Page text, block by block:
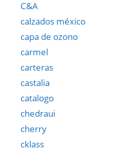
C&A
calzados méxico
capa de ozono
carmel
carteras
castalia
catalogo
chedraui
cherry
cklass